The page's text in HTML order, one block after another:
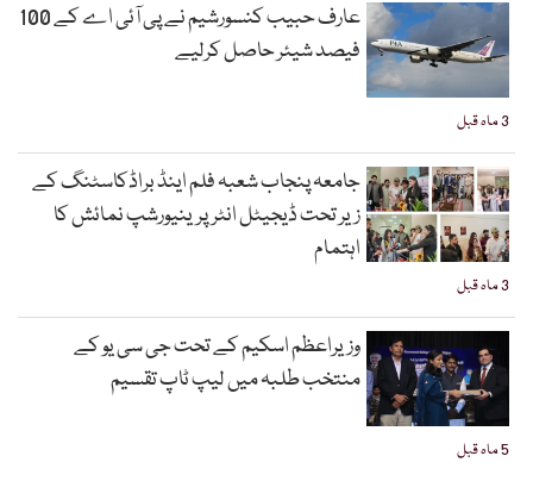
3 ماہ قبل
عارف حبیب کنسورشیم نے پی آئی اے کے 100
فیصد شیئر حاصل کرلیے
3 ماہ قبل
جامعہ پنجاب شعبہ فلم اینڈ براڈکاسٹنگ کے
زیر تحت ڈیجیٹل انٹرپرینیورشپ نمائش کا
اہتمام
5 ماہ قبل
وزیراعظم اسکیم کے تحت جی سی یو کے
منتخب طلبہ میں لیپ ٹاپ تقسیم